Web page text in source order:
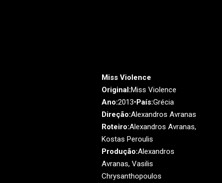
Miss Violence
Original:Miss Violence
Ano:2013•País:Grécia
Direção:Alexandros Avranas
Roteiro:Alexandros Avranas,
Kostas Peroulis
Produção:Alexandros
Avranas, Vasilis
Chrysanthopoulos